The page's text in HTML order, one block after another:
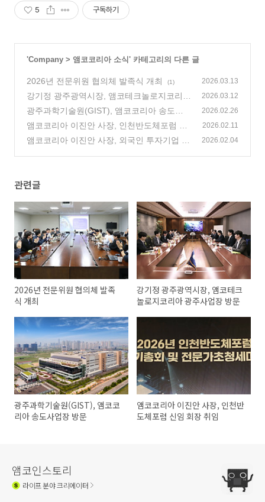
5 구독하기
'Company > 앰코코리아 소식' 카테고리의 다른 글
2026년 전문위원 협의체 발족식 개최 (1) 2026.03.13
강기정 광주광역시장, 앰코테크놀로지코리아
광주사업장 방문
(1)
2026.03.12
광주과학기술원(GIST), 앰코코리아 송도사
업장 방문
(0)
2026.02.26
앰코코리아 이진안 사장, 인천반도체포럼 신
임 회장 취임
(0)
2026.02.11
앰코코리아 이진안 사장, 외국인 투자기업 간
2026.02.04
관련글
2026년 전문위원 협의체 발족
식 개최
강기정 광주광역시장, 앰코테크
놀로지코리아 광주사업장 방문
광주과학기술원(GIST), 앰코코
리아 송도사업장 방문
앰코코리아 이진안 사장, 인천반
도체포럼 신임 회장 취임
앰코인스토리
라이프분야 크리에이터